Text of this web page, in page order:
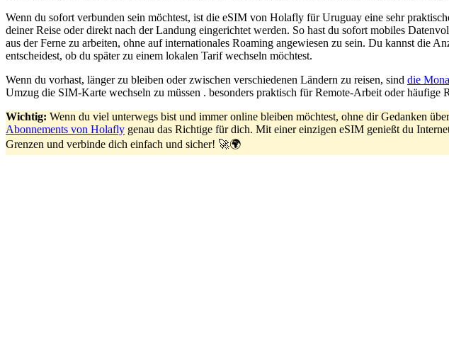
Wenn du sofort verbunden sein möchtest, ist die eSIM von Holafly für Uruguay eine sehr
deiner Reise oder direkt nach der Landung eingerichtet werden. So hast du sofort mobiles
aus der Ferne zu arbeiten, ohne auf internationales Roaming angewiesen zu sein. Du kannst die
entscheidest, ob du später zu einem lokalen Tarif wechseln möchtest.
Wenn du vorhast, länger zu bleiben oder zwischen verschiedenen Ländern zu reisen, sind die
Umzug die SIM-Karte wechseln zu müssen . besonders praktisch für Remote-Arbeit oder häufige
Wichtig: Wenn du viel unterwegs bist und immer online bleiben möchtest, ohne dir Gedanken
Abonnements von Holafly genau das Richtige für dich. Mit einer einzigen eSIM genießt du
Grenzen und verbinde dich einfach und sicher! 🚀🌍